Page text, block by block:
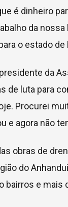
é dinheiro
da
o estado de
da
de luta para
Procurei
e agora não
obras de
do
bairros e mais